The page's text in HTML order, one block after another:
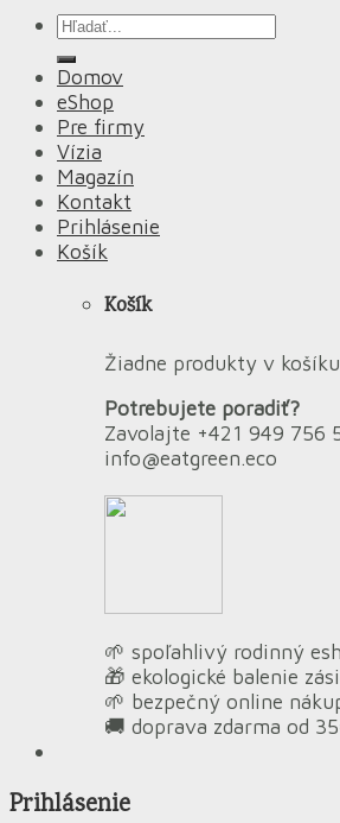
Hľadať:
Domov
eShop
Pre firmy
Vízia
Magazín
Kontakt
Prihlásenie
Košík
Košík
Žiadne produkty v
Potrebujete poradiť?
Zavolajte +421 949 756
info@eatgreen.eco
🌱 spoľahlivý rodinný
🎁 ekologické balenie
🌱 bezpečný online
🚚 doprava zdarma od
Prihlásenie